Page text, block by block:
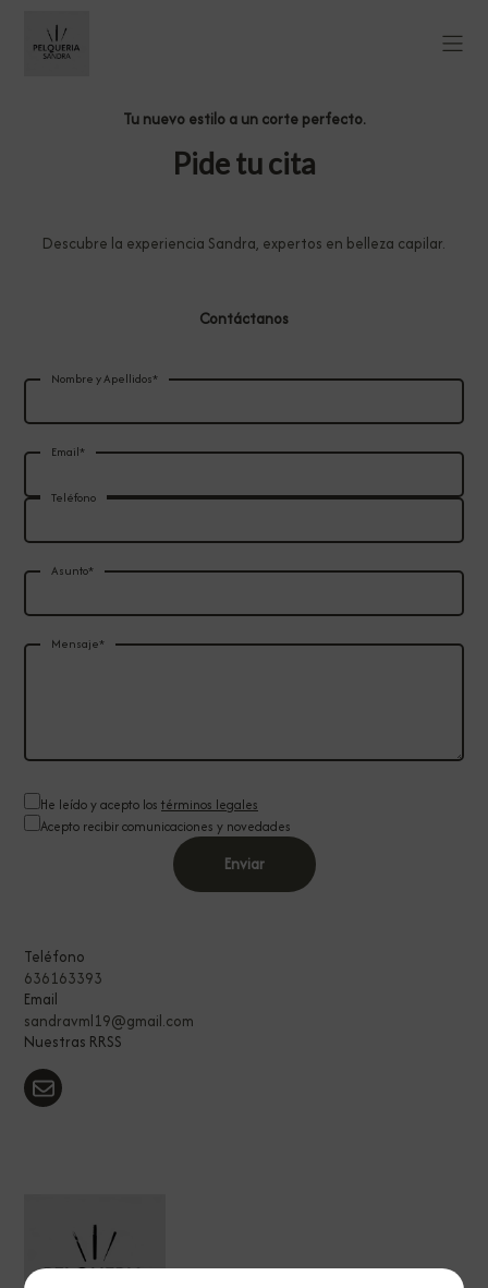
Tu nuevo estilo a un corte perfecto.
Pide tu cita
Descubre la experiencia Sandra, expertos en belleza capilar.
Contáctanos
Nombre y Apellidos*
Email*
Teléfono
Asunto*
Mensaje*
He leído y acepto los términos legales
Acepto recibir comunicaciones y novedades
Teléfono
636163393
Email
sandravml19@gmail.com
Nuestras RRSS